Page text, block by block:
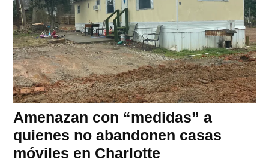
Amenazan con “medidas” a
quienes no abandonen casas
móviles en Charlotte